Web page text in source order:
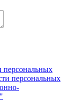
персональных
персональных